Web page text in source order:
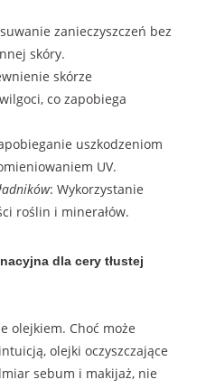
zanieczyszczeń bez
skóry.
skórze
co zapobiega
uszkodzeniom
UV.
: Wykorzystanie
roślin i minerałów.
dla cery tłustej
olejkiem. Choć może
olejki oczyszczające
sebum i makijaż, nie